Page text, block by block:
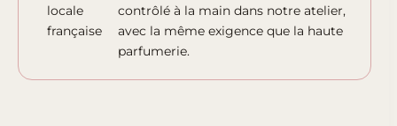
locale
française
contrôlé à la main dans notre atelier,
avec la même exigence que la haute
parfumerie.